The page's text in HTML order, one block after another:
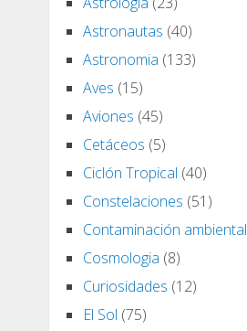
Astronautas (40)
Astronomia (133)
Aves (15)
Aviones (45)
Cetáceos (5)
Ciclón Tropical (40)
Constelaciones (51)
Contaminación ambiental
Cosmologia (8)
Curiosidades (12)
El Sol (75)